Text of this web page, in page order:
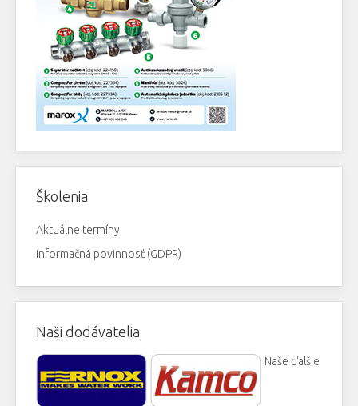
Školenia
Aktuálne termíny
Informačná povinnosť (GDPR)
Naši dodávatelia
Naše ďalšie